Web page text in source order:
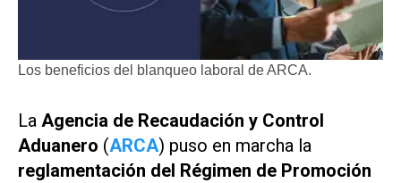
Los beneficios del blanqueo laboral de ARCA.
La Agencia de Recaudación y Control
Aduanero (ARCA) puso en marcha la
reglamentación del Régimen de Promoción